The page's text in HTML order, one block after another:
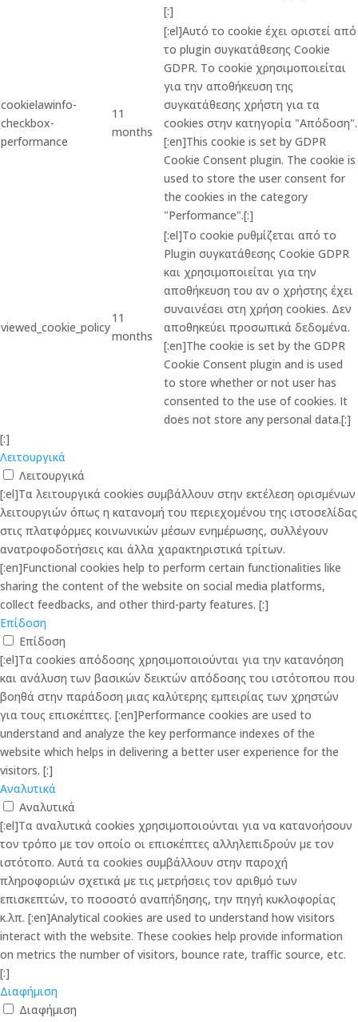
[:]
cookielawinfo-
checkbox-
performance
11
months
[:el]Αυτό το cookie έχει οριστεί από
το plugin συγκατάθεσης Cookie
GDPR. Το cookie χρησιμοποιείται
για την αποθήκευση της
συγκατάθεσης χρήστη για τα
cookies στην κατηγορία "Απόδοση".
[:en]This cookie is set by GDPR
Cookie Consent plugin. The cookie is
used to store the user consent for
the cookies in the category
"Performance".[:]
viewed_cookie_policy
11
months
[:el]Το cookie ρυθμίζεται από το
Plugin συγκατάθεσης Cookie GDPR
και χρησιμοποιείται για την
αποθήκευση του αν ο χρήστης έχει
συναινέσει στη χρήση cookies. Δεν
αποθηκεύει προσωπικά δεδομένα.
[:en]The cookie is set by the GDPR
Cookie Consent plugin and is used
to store whether or not user has
consented to the use of cookies. It
does not store any personal data.[:]
[:]
Λειτουργικά
Λειτουργικά
[:el]Τα λειτουργικά cookies συμβάλλουν στην εκτέλεση ορισμένων
λειτουργιών όπως η κατανομή του περιεχομένου της ιστοσελίδας
στις πλατφόρμες κοινωνικών μέσων ενημέρωσης, συλλέγουν
ανατροφοδοτήσεις και άλλα χαρακτηριστικά τρίτων.
[:en]Functional cookies help to perform certain functionalities like
sharing the content of the website on social media platforms,
collect feedbacks, and other third-party features. [:]
Επίδοση
Επίδοση
[:el]Τα cookies απόδοσης χρησιμοποιούνται για την κατανόηση
και ανάλυση των βασικών δεικτών απόδοσης του ιστότοπου που
βοηθά στην παράδοση μιας καλύτερης εμπειρίας των χρηστών
για τους επισκέπτες. [:en]Performance cookies are used to
understand and analyze the key performance indexes of the
website which helps in delivering a better user experience for the
visitors. [:]
Αναλυτικά
Αναλυτικά
[:el]Τα αναλυτικά cookies χρησιμοποιούνται για να κατανοήσουν
τον τρόπο με τον οποίο οι επισκέπτες αλληλεπιδρούν με τον
ιστότοπο. Αυτά τα cookies συμβάλλουν στην παροχή
πληροφοριών σχετικά με τις μετρήσεις τον αριθμό των
επισκεπτών, το ποσοστό αναπήδησης, την πηγή κυκλοφορίας
κ.λπ. [:en]Analytical cookies are used to understand how visitors
interact with the website. These cookies help provide information
on metrics the number of visitors, bounce rate, traffic source, etc.
[:]
Διαφήμιση
Διαφήμιση